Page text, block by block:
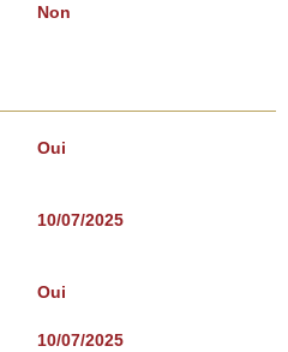
Non
Oui
10/07/2025
Oui
10/07/2025